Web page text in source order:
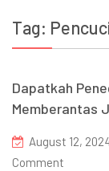
Tag:
Dapatkah
Memberantas
August 12,
Comment